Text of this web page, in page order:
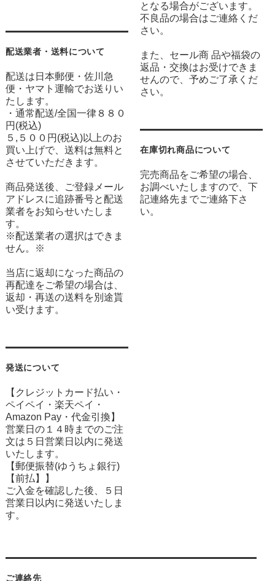
配送業者・送料について
配送は日本郵便・佐川急
便・ヤマト運輸でお送りい
たします。
・通常配送/全国一律８８０
円(税込)
５,５００円(税込)以上のお
買い上げで、送料は無料と
させていただきます。
商品発送後、ご登録メール
アドレスに追跡番号と配送
業者をお知らせいたしま
す。
※配送業者の選択はできま
せん。※
当店に返却になった商品の
再配達をご希望の場合は、
返却・再送の送料を別途貰
い受けます。
発送について
【クレジットカード払い・
ペイペイ・楽天ペイ・
Amazon Pay・ 代金引換】
営業日の１４時までのご注
文は５日営業日以内に発送
いたします。
【郵便振替(ゆうちょ銀行)
【前払】】
ご入金を確認した後、５日
営業日以内に発送いたしま
す。
となる場合がございます。
不良品の場合はご連絡くだ
さい。
また、セール商 品や福袋の
返品・交換はお受けできま
せんので、予めご了承くだ
さい。
在庫切れ商品について
完売商品をご希望の場合、
お調べいたしますので、下
記連絡先までご連絡下さ
い。
ご連絡先